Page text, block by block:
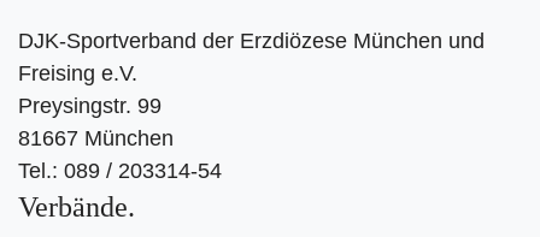
DJK-Sportverband der Erzdiözese München und
Freising e.V.
Preysingstr. 99
81667 München
Tel.: 089 / 203314-54
Verbände